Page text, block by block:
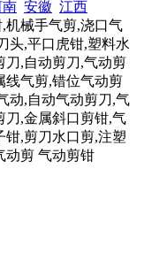
南 安徽 江西
机械手气剪,浇口气
头,平口虎钳,塑料水
刀,自动剪刀,气动剪
线气剪,错位气动剪
动,自动气动剪刀,气
刀,金属斜口剪钳,气
钳,剪刀水口剪,注塑
动剪 气动剪钳